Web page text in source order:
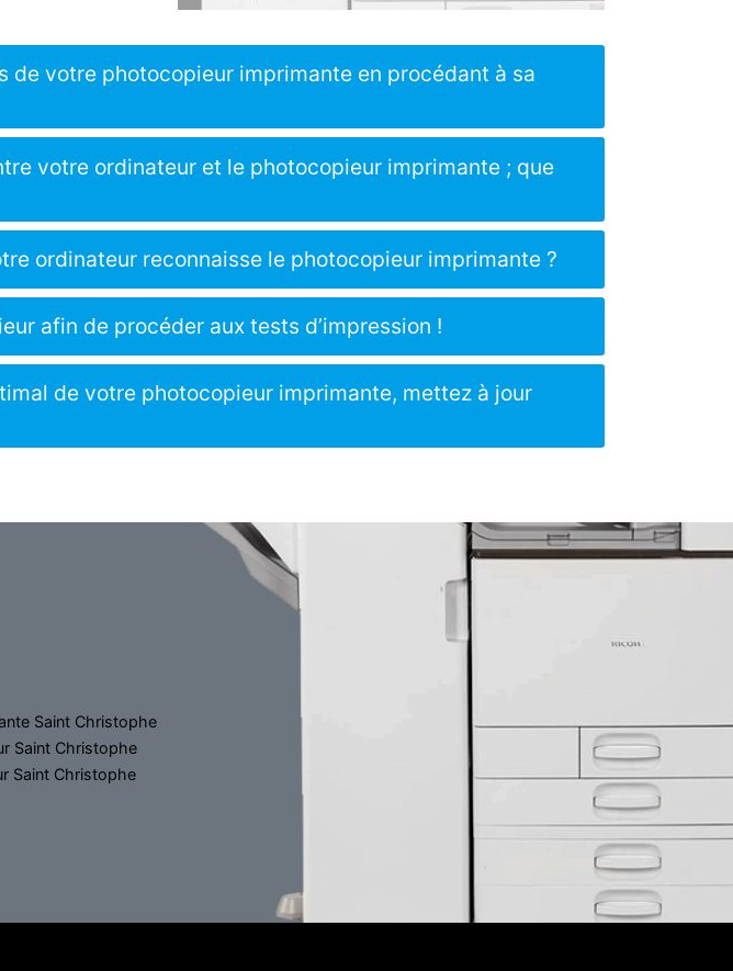
de votre photocopieur imprimante en procédant à sa
votre ordinateur et le photocopieur imprimante ; que
ordinateur reconnaisse le photocopieur imprimante ?
afin de procéder aux tests d’impression !
de votre photocopieur imprimante, mettez à jour
Saint Christophe
Saint Christophe
Saint Christophe